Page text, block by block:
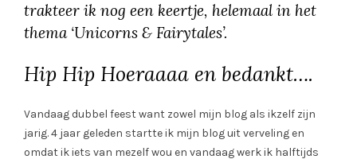
trakteer ik nog een keertje, helemaal in het
thema ‘Unicorns & Fairytales’.
Hip Hip Hoeraaaa en bedankt….
Vandaag dubbel feest want zowel mijn blog als ikzelf zijn
jarig. 4 jaar geleden startte ik mijn blog uit verveling en
omdat ik iets van mezelf wou en vandaag werk ik halftijds